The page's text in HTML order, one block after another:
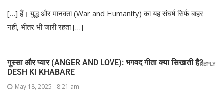
[…] हैं। युद्ध और मानवता (War and Humanity) का यह संघर्ष सिर्फ बाहर
नहीं, भीतर भी जारी रहता […]
गुस्सा और प्यार (ANGER AND LOVE): भगवद गीता क्या सिखाती है? -
DESH KI KHABARE
May 18, 2025 - 8:21 am
REPLY